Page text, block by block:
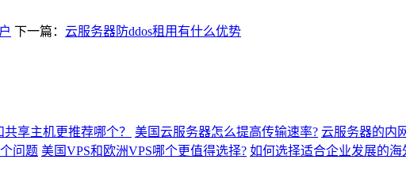
下一篇： 云服务器防ddos租用有什么优势
共享主机更推荐哪个？ 美国云服务器怎么提高传输速率? 云服务器的内
问题 美国VPS和欧洲VPS哪个更值得选择? 如何选择适合企业发展的海